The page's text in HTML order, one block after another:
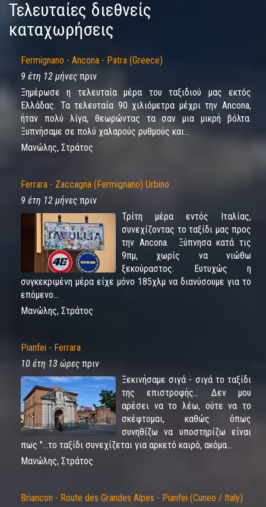
Τελευταίες διεθνείς
καταχωρήσεις
Fermignano - Ancona - Patra (Greece)
9 έτη 12 μήνες πριν
Ξημέρωσε η τελευταία μέρα του ταξιδιού μας εκτός
Ελλάδας. Τα τελευταία 90 χιλιόμετρα μέχρι την Ancona,
ήταν πολύ λίγα, θεωρώντας τα σαν μια μικρή βόλτα.
Ξυπνήσαμε σε πολύ χαλαρούς ρυθμούς και...
Μανώλης, Στράτος
Ferrara - Zaccagna (Fermignano) Urbino
9 έτη 12 μήνες πριν
Τρίτη μέρα εντός Ιταλίας,
συνεχίζοντας το ταξίδι μας προς
την Ancona. Ξύπνησα κατά τις
9πμ, χωρίς να νιώθω
ξεκούραστος. Ευτυχώς η
συγκεκριμένη μέρα είχε μόνο 185χλμ να διανύσουμε για το
επόμενο...
Μανώλης, Στράτος
Pianfei - Ferrara
10 έτη 13 ώρες πριν
Ξεκινήσαμε σιγά - σιγά το ταξίδι
της επιστροφής... Δεν μου
αρέσει να το λέω, ούτε να το
σκέφτομαι, καθώς όπως
συνηθίζω να υποστηρίζω είναι
πως "...το ταξίδι συνεχίζεται για αρκετό καιρό, ακόμα...
Μανώλης, Στράτος
Briancon - Route des Grandes Alpes - Pianfei (Cuneo / Italy)